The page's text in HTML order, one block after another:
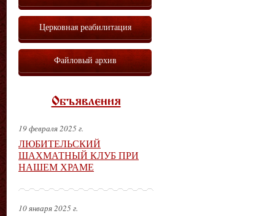
Церковная реабилитация
Файловый архив
Объявления
19 февраля 2025 г.
ЛЮБИТЕЛЬСКИЙ
ШАХМАТНЫЙ КЛУБ ПРИ
НАШЕМ ХРАМЕ
10 января 2025 г.